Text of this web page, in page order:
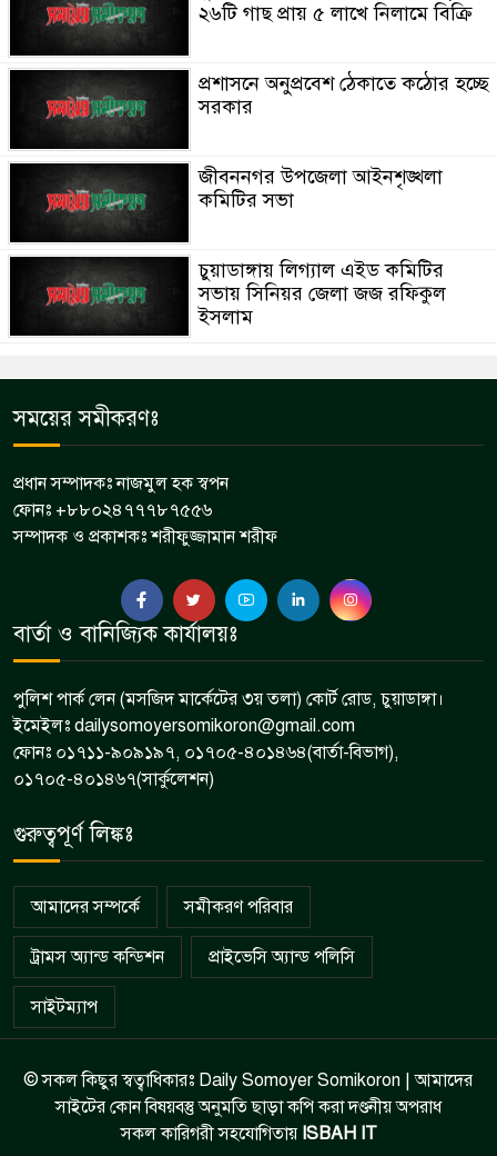
২৬টি গাছ প্রায় ৫ লাখে নিলামে বিক্রি
প্রশাসনে অনুপ্রবেশ ঠেকাতে কঠোর হচ্ছে
সরকার
জীবননগর উপজেলা আইনশৃঙ্খলা
কমিটির সভা
চুয়াডাঙ্গায় লিগ্যাল এইড কমিটির
সভায় সিনিয়র জেলা জজ রফিকুল
ইসলাম
সময়ের সমীকরণঃ
প্রধান সম্পাদকঃ নাজমুল হক স্বপন
ফোনঃ +৮৮০২৪৭৭৭৮৭৫৫৬
সম্পাদক ও প্রকাশকঃ শরীফুজ্জামান শরীফ
বার্তা ও বানিজ্যিক কার্যালয়ঃ
পুলিশ পার্ক লেন (মসজিদ মার্কেটের ৩য় তলা) কোর্ট রোড, চুয়াডাঙ্গা।
ইমেইলঃ dailysomoyersomikoron@gmail.com
ফোনঃ ০১৭১১-৯০৯১৯৭, ০১৭০৫-৪০১৪৬৪(বার্তা-বিভাগ),
০১৭০৫-৪০১৪৬৭(সার্কুলেশন)
গুরুত্বপূর্ণ লিঙ্কঃ
আমাদের সম্পর্কে সমীকরণ পরিবার
ট্রামস অ্যান্ড কন্ডিশন প্রাইভেসি অ্যান্ড পলিসি
সাইটম্যাপ
© সকল কিছুর স্বত্বাধিকারঃ Daily Somoyer Somikoron | আমাদের
সাইটের কোন বিষয়বস্তু অনুমতি ছাড়া কপি করা দণ্ডনীয় অপরাধ
সকল কারিগরী সহযোগিতায় ISBAH IT